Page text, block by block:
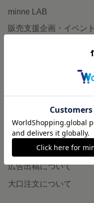
minne LAB
販売支援企画・イベント
minneとものづくりと
minneの本
企業の方へ
広告出稿について
大口注文について